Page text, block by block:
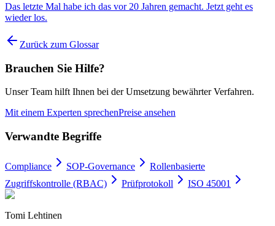
Das letzte Mal habe ich das vor 20 Jahren gemacht. Jetzt geht es
wieder los.
Zurück zum Glossar
Brauchen Sie Hilfe?
Unser Team hilft Ihnen bei der Umsetzung bewährter Verfahren.
Mit einem Experten sprechenPreise ansehen
Verwandte Begriffe
Compliance SOP-Governance
Rollenbasierte
Zugriffskontrolle (RBAC)
Prüfprotokoll ISO 45001
Tomi Lehtinen